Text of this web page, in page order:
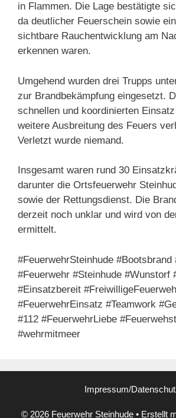
in Flammen. Die Lage bestätigte
da deutlicher Feuerschein sowie
sichtbare Rauchentwicklung am
erkennen waren.
Umgehend wurden drei Trupps
zur Brandbekämpfung eingesetzt.
schnellen und koordinierten
weitere Ausbreitung des Feuers
Verletzt wurde niemand.
Insgesamt waren rund 30
darunter die Ortsfeuerwehr
sowie der Rettungsdienst. Die
derzeit noch unklar und wird von
ermittelt.
#FeuerwehrSteinhude #Bootsbrand
#Feuerwehr #Steinhude #Wunstorf
#Einsatzbereit
#FeuerwehrEinsatz #Teamwork
#112 #FeuerwehrLiebe
#wehrmitmeer
Impressum/
© 2026 Feuerwehr Steinhude • Erstellt